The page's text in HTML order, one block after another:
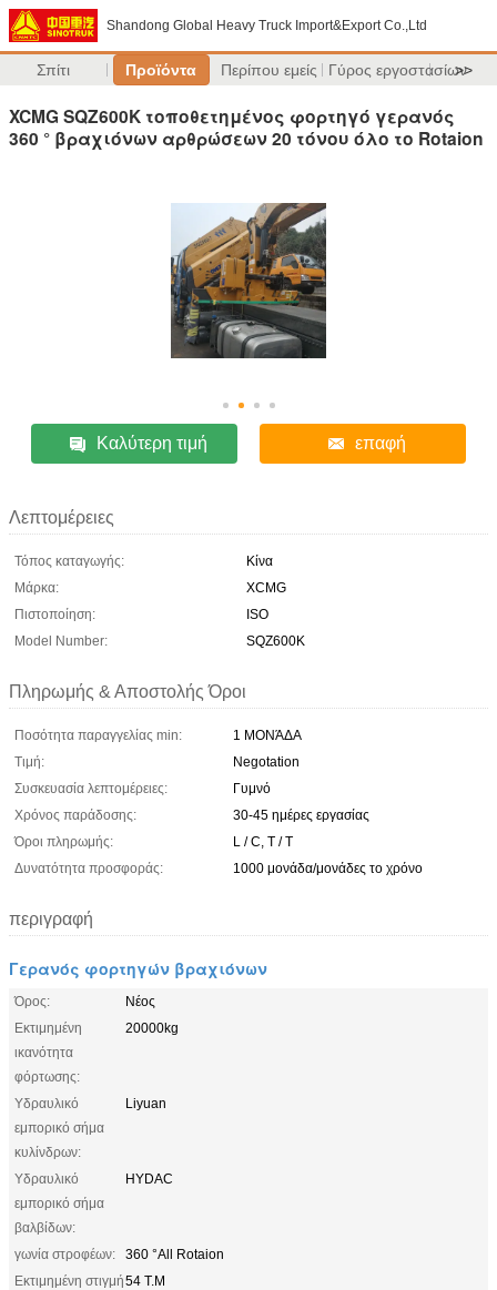
Shandong Global Heavy Truck Import&Export Co.,Ltd
Σπίτι Προϊόντα Περίπου εμείς Γύρος εργοστασίων
>>
XCMG SQZ600K τοποθετημένος φορτηγό γερανός
360 ° βραχιόνων αρθρώσεων 20 τόνου όλο το Rotaion
Καλύτερη τιμή επαφή
Λεπτομέρειες
Τόπος καταγωγής:
Κίνα
Μάρκα:
XCMG
Πιστοποίηση:
ISO
Model Number:
SQZ600K
Πληρωμής & Αποστολής Όροι
Ποσότητα παραγγελίας min:
1 ΜΟΝΆΔΑ
Τιμή:
Negotation
Συσκευασία λεπτομέρειες:
Γυμνό
Χρόνος παράδοσης:
30-45 ημέρες εργασίας
Όροι πληρωμής:
L / C, T / T
Δυνατότητα προσφοράς:
1000 μονάδα/μονάδες το χρόνο
περιγραφή
Γερανός φορτηγών βραχιόνων
Όρος:
Νέος
Εκτιμημένη
ικανότητα
φόρτωσης:
20000kg
Υδραυλικό
εμπορικό σήμα
κυλίνδρων:
Liyuan
Υδραυλικό
εμπορικό σήμα
βαλβίδων:
HYDAC
γωνία στροφέων:
360 °All Rotaion
Εκτιμημένη στιγμή54 T.M